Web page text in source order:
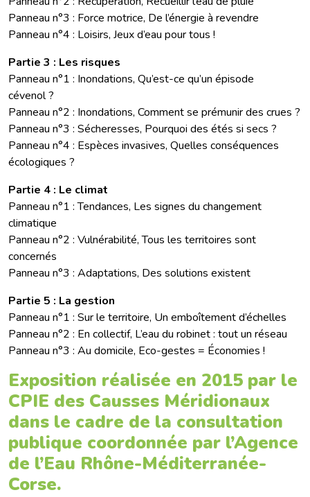
Panneau n°3 : Force motrice, De l’énergie à revendre
Panneau n°4 : Loisirs, Jeux d’eau pour tous !
Partie 3 : Les risques
Panneau n°1 : Inondations, Qu’est-ce qu’un épisode
cévenol ?
Panneau n°2 : Inondations, Comment se prémunir des crues ?
Panneau n°3 : Sécheresses, Pourquoi des étés si secs ?
Panneau n°4 : Espèces invasives, Quelles conséquences
écologiques ?
Partie 4 : Le climat
Panneau n°1 : Tendances, Les signes du changement
climatique
Panneau n°2 : Vulnérabilité, Tous les territoires sont
concernés
Panneau n°3 : Adaptations, Des solutions existent
Partie 5 : La gestion
Panneau n°1 : Sur le territoire, Un emboîtement d’échelles
Panneau n°2 : En collectif, L’eau du robinet : tout un réseau
Panneau n°3 : Au domicile, Eco-gestes = Économies !
Exposition réalisée en 2015 par le
CPIE des Causses Méridionaux
dans le cadre de la consultation
publique coordonnée par l’Agence
de l’Eau Rhône-Méditerranée-
Corse.